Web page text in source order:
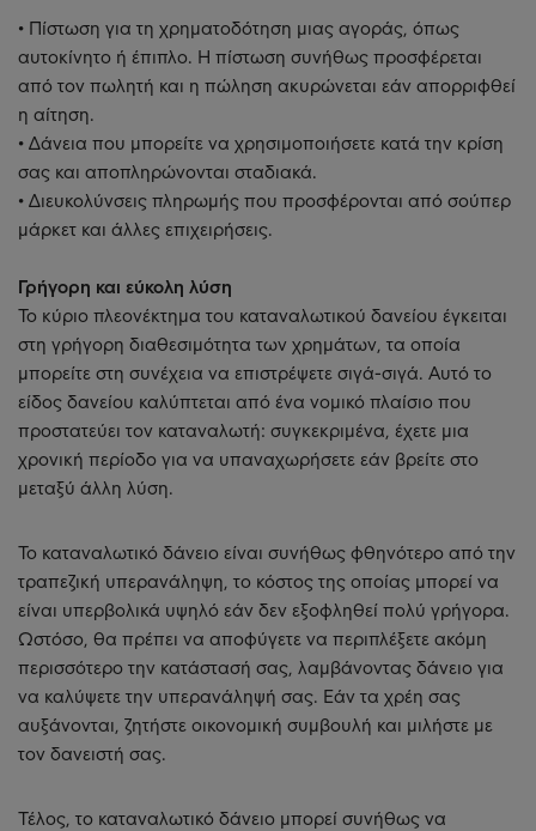
• Πίστωση για τη χρηματοδότηση μιας αγοράς, όπως
αυτοκίνητο ή έπιπλο. Η πίστωση συνήθως προσφέρεται
από τον πωλητή και η πώληση ακυρώνεται εάν απορριφθεί
η αίτηση.
• Δάνεια που μπορείτε να χρησιμοποιήσετε κατά την κρίση
σας και αποπληρώνονται σταδιακά.
• Διευκολύνσεις πληρωμής που προσφέρονται από σούπερ
μάρκετ και άλλες επιχειρήσεις.
Γρήγορη και εύκολη λύση
Το κύριο πλεονέκτημα του καταναλωτικού δανείου έγκειται
στη γρήγορη διαθεσιμότητα των χρημάτων, τα οποία
μπορείτε στη συνέχεια να επιστρέψετε σιγά-σιγά. Αυτό το
είδος δανείου καλύπτεται από ένα νομικό πλαίσιο που
προστατεύει τον καταναλωτή: συγκεκριμένα, έχετε μια
χρονική περίοδο για να υπαναχωρήσετε εάν βρείτε στο
μεταξύ άλλη λύση.
Το καταναλωτικό δάνειο είναι συνήθως φθηνότερο από την
τραπεζική υπερανάληψη, το κόστος της οποίας μπορεί να
είναι υπερβολικά υψηλό εάν δεν εξοφληθεί πολύ γρήγορα.
Ωστόσο, θα πρέπει να αποφύγετε να περιπλέξετε ακόμη
περισσότερο την κατάστασή σας, λαμβάνοντας δάνειο για
να καλύψετε την υπερανάληψή σας. Εάν τα χρέη σας
αυξάνονται, ζητήστε οικονομική συμβουλή και μιλήστε με
τον δανειστή σας.
Τέλος, το καταναλωτικό δάνειο μπορεί συνήθως να